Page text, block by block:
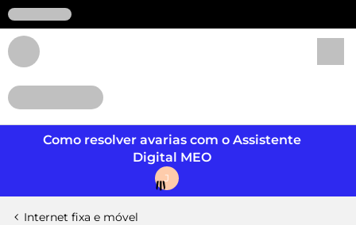
Como resolver avarias com o Assistente
Digital MEO
J
Internet fixa e móvel